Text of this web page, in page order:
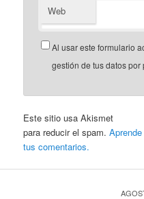
Web
Al usar este formulario
gestión de tus datos
Este sitio usa Akismet
para reducir el spam.
tus comentarios.